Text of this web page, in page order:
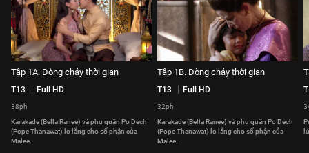
Tập 1A. Dòng chảy thời gian
T13 Full HD
38ph
Karakade (Bella Ranee) và phu quân Po Dech
(Pope Thanawat) lo lắng cho số phận của
Malee.
Tập 1B. Dòng chảy thời gian
T13 Full HD
32ph
Karakade (Bella Ranee) và phu quân Po Dech
(Pope Thanawat) lo lắng cho số phận của
Malee.